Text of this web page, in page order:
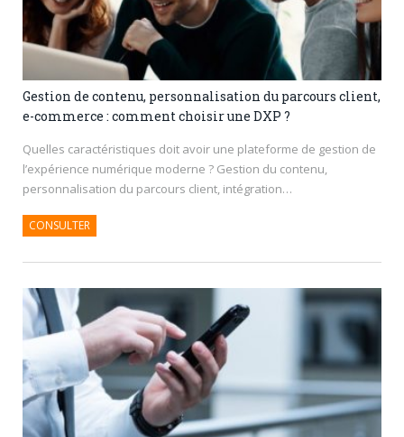
Gestion de contenu, personnalisation du parcours client,
e-commerce : comment choisir une DXP ?
Quelles caractéristiques doit avoir une plateforme de gestion de
l’expérience numérique moderne ? Gestion du contenu,
personnalisation du parcours client, intégration…
CONSULTER